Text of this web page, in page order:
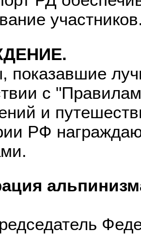
показавшие
с
и
РФ